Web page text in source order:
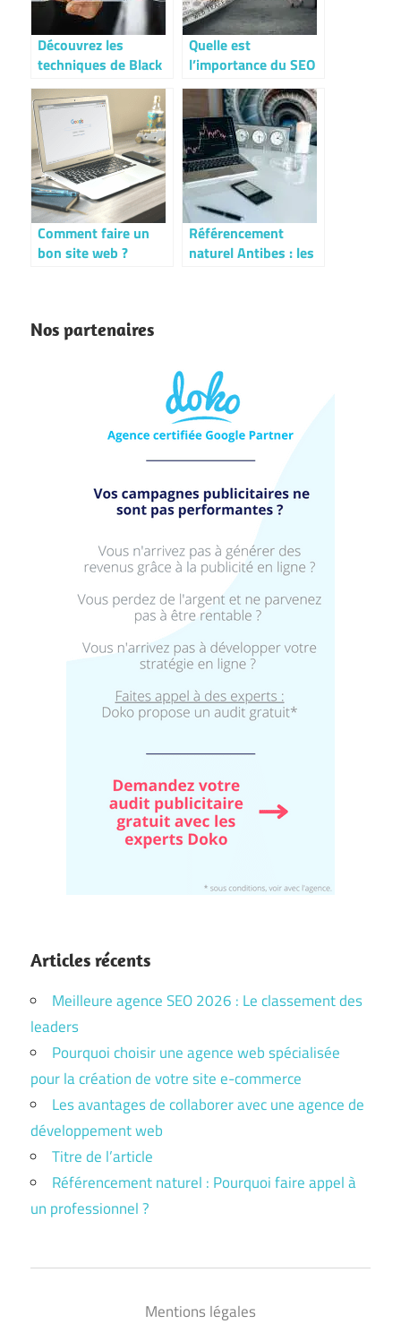
Découvrez les
techniques de Black
Hat SEO pour
améliorer vos
résultats en ligne
Quelle est
l’importance du SEO
pour le
développement
d’une entreprise ?
Comment faire un
bon site web ?
Référencement
naturel Antibes : les
Nos partenaires
Articles récents
Meilleure agence SEO 2026 : Le classement des
leaders
Pourquoi choisir une agence web spécialisée
pour la création de votre site e-commerce
Les avantages de collaborer avec une agence de
développement web
Titre de l’article
Référencement naturel : Pourquoi faire appel à
un professionnel ?
Mentions légales